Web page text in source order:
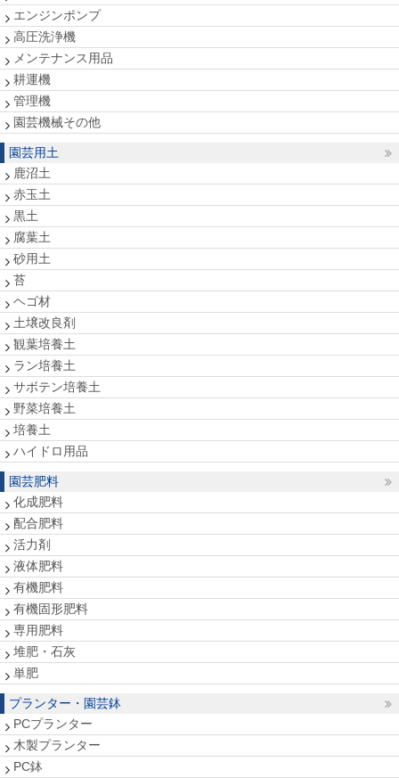
エンジンポンプ
高圧洗浄機
メンテナンス用品
耕運機
管理機
園芸機械その他
園芸用土
鹿沼土
赤玉土
黒土
腐葉土
砂用土
苔
ヘゴ材
土壌改良剤
観葉培養土
ラン培養土
サボテン培養土
野菜培養土
培養土
ハイドロ用品
園芸肥料
化成肥料
配合肥料
活力剤
液体肥料
有機肥料
有機固形肥料
専用肥料
堆肥・石灰
単肥
プランター・園芸鉢
PCプランター
木製プランター
PC鉢